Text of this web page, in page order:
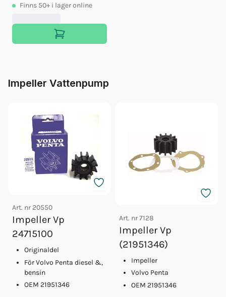
Finns 50+ i lager online
Impeller Vattenpump
Art. nr 20550
Impeller Vp
24715100
Originaldel
För Volvo Penta diesel &,
bensin
OEM 21951346
Art. nr7128
Impeller Vp
(21951346)
Impeller
Volvo Penta
OEM 21951346